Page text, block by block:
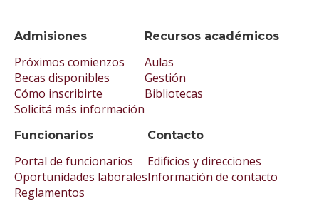
Admisiones
Próximos comienzos
Becas disponibles
Cómo inscribirte
Solicitá más información
Recursos académicos
Aulas
Gestión
Bibliotecas
Funcionarios
Portal de funcionarios
Oportunidades laborales
Reglamentos
Contacto
Edificios y direcciones
Información de contacto